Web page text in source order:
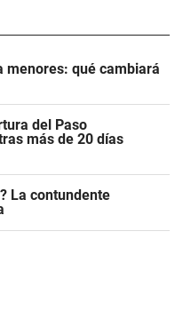
menores: qué cambiará
del Paso
más de 20 días
La contundente